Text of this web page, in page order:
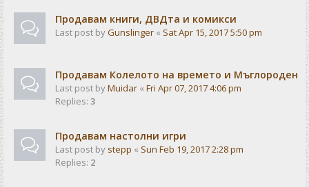
Продавам книги, ДВДта и комикси
Last post byGunslinger « Sat Apr 15, 2017 5:50 pm
Продавам Колелото на времето и Мъглороден
Last post byMuidar « Fri Apr 07, 2017 4:06 pm
Replies: 3
Продавам настолни игри
Last post by stepp « Sun Feb 19, 2017 2:28 pm
Replies: 2